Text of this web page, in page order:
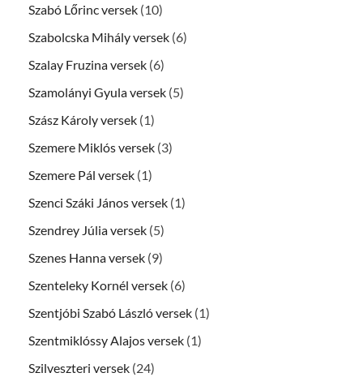
Szabó Lőrinc versek (10)
Szabolcska Mihály versek (6)
Szalay Fruzina versek (6)
Szamolányi Gyula versek (5)
Szász Károly versek (1)
Szemere Miklós versek (3)
Szemere Pál versek (1)
Szenci Száki János versek (1)
Szendrey Júlia versek (5)
Szenes Hanna versek (9)
Szenteleky Kornél versek (6)
Szentjóbi Szabó László versek (1)
Szentmiklóssy Alajos versek (1)
Szilveszteri versek (24)